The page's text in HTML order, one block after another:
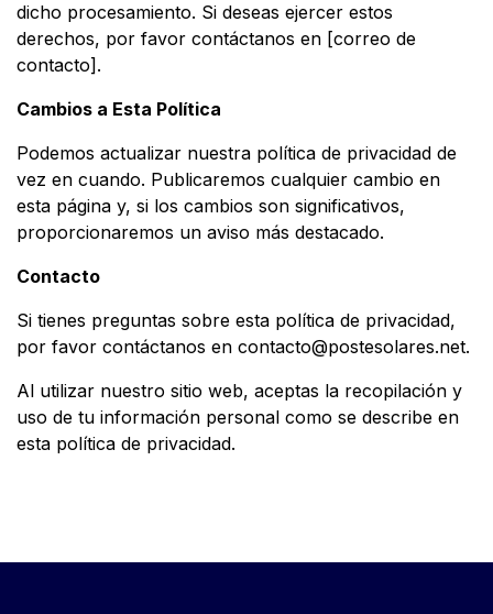
dicho procesamiento. Si deseas ejercer estos
derechos, por favor contáctanos en [correo de
contacto].
Cambios a Esta Política
Podemos actualizar nuestra política de privacidad de
vez en cuando. Publicaremos cualquier cambio en
esta página y, si los cambios son significativos,
proporcionaremos un aviso más destacado.
Contacto
Si tienes preguntas sobre esta política de privacidad,
por favor contáctanos en contacto@postesolares.net.
Al utilizar nuestro sitio web, aceptas la recopilación y
uso de tu información personal como se describe en
esta política de privacidad.